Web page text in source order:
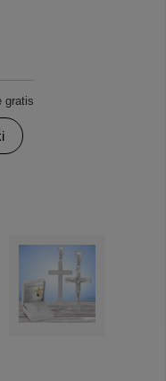
gratis